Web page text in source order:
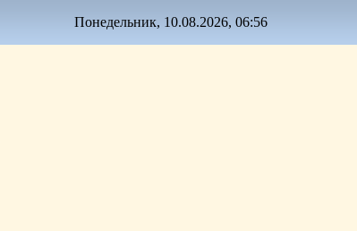
Понедельник, 10.08.2026, 06:56